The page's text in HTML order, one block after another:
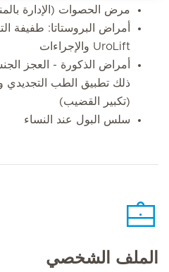
مرض الحصوات (الإدارة
أمراض البروستاتا: طفيفة
UroLift والإجراءات
أمراض الذكورة - العجز
ذلك تطبيق الطب التجديدي
(تكبير القضيب)
سلس البول عند النساء
الملف الشخصي